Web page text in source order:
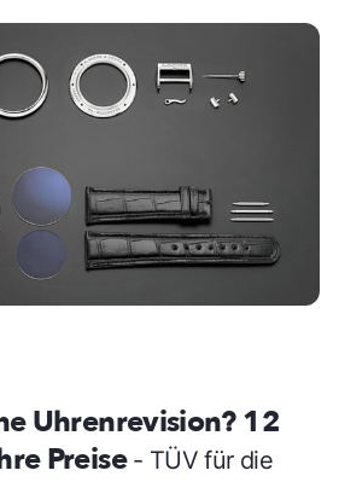
Uhrenrevision? 12
Preise - TÜV für die